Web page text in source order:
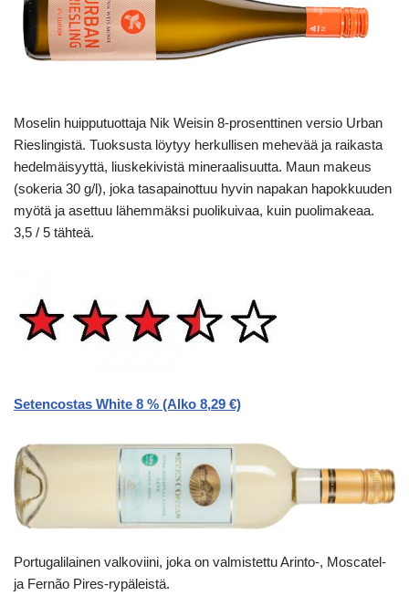
Moselin huipputuottaja Nik Weisin 8-prosenttinen versio Urban
Rieslingistä. Tuoksusta löytyy herkullisen mehevää ja raikasta
hedelmäisyyttä, liuskekivistä mineraalisuutta. Maun makeus
(sokeria 30 g/l), joka tasapainottuu hyvin napakan hapokkuuden
myötä ja asettuu lähemmäksi puolikuivaa, kuin puolimakeaa.
3,5 / 5 tähteä.
Setencostas White 8 % (Alko 8,29 €)
Portugalilainen valkoviini, joka on valmistettu Arinto-, Moscatel-
ja Fernão Pires-rypäleistä.